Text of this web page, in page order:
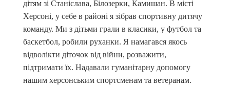
дітям зі Станіслава, Білозерки, Камишан. В місті
Херсоні, у себе в районі я зібрав спортивну дитячу
команду. Ми з дітьми грали в класики, у футбол та
баскетбол, робили руханки. Я намагався якось
відволікти діточок від війни, розважити,
підтримати їх. Надавали гуманітарну допомогу
нашим херсонським спортсменам та ветеранам.